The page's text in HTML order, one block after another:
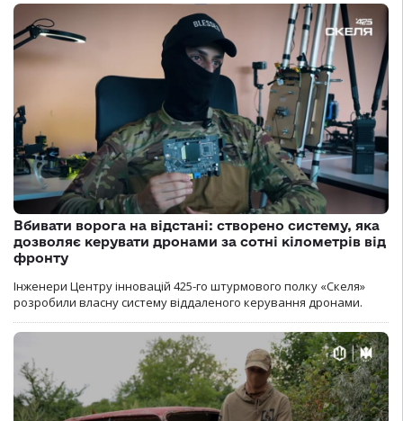
Вбивати ворога на відстані: створено систему, яка
дозволяє керувати дронами за сотні кілометрів від
фронту
Інженери Центру інновацій 425-го штурмового полку «Скеля»
розробили власну систему віддаленого керування дронами.